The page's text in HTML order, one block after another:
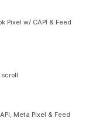
Pixel w/ CAPI & Feed
Meta Pixel & Feed